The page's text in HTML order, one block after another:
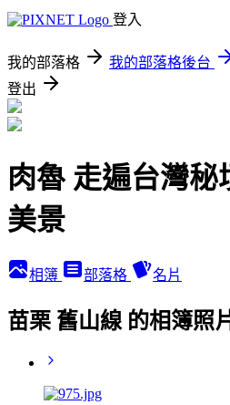
登入
我的部落格 我的部落格後台
登出
肉魯 走遍台灣秘
美景
相簿 部落格 名片
苗栗 舊山線 的相簿照